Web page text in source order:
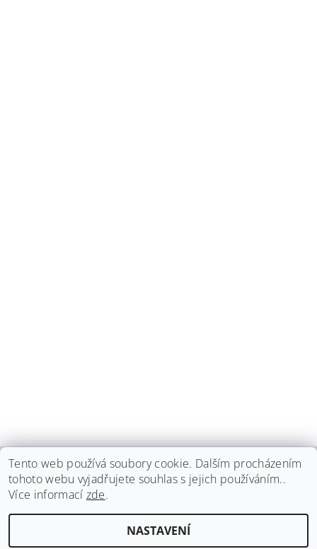
haspadent.cz
HASPA dent, spol. s r.o., všechna práva vyhrazena
Tento web používá soubory cookie. Dalším procházením
tohoto webu vyjadřujete souhlas s jejich používáním..
Více informací zde.
NASTAVENÍ